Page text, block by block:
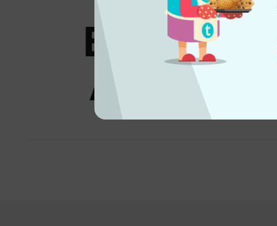
Bundles &
Angebote